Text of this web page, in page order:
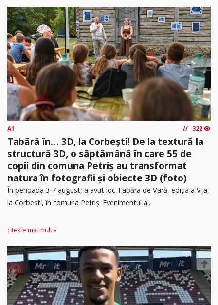
A1 322
Tabără în… 3D, la Corbești! De la textură la
structură 3D, o săptămână în care 55 de
copii din comuna Petriș au transformat
natura în fotografii și obiecte 3D (foto)
În perioada 3-7 august, a avut loc Tabăra de Vară, ediția a V-a,
la Corbești, în comuna Petriș. Evenimentul a...
citește mai mult »